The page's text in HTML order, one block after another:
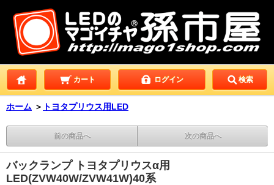
カート ログイン 検索
ホーム ＞ トヨタプリウス用LED
前の商品へ 次の商品へ
バックランプ トヨタプリウスα用
LED(ZVW40W/ZVW41W)40系